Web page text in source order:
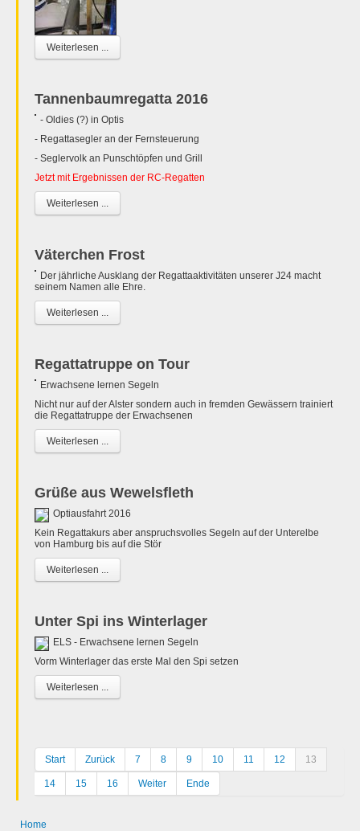
Weiterlesen ...
Tannenbaumregatta 2016
- Oldies (?) in Optis
- Regattasegler an der Fernsteuerung
- Seglervolk an Punschtöpfen und Grill
Jetzt mit Ergebnissen der RC-Regatten
Weiterlesen ...
Väterchen Frost
Der jährliche Ausklang der Regattaaktivitäten unserer J24 macht
seinem Namen alle Ehre.
Weiterlesen ...
Regattatruppe on Tour
Erwachsene lernen Segeln
Nicht nur auf der Alster sondern auch in fremden Gewässern trainiert
die Regattatruppe der Erwachsenen
Weiterlesen ...
Grüße aus Wewelsfleth
Optiausfahrt 2016
Kein Regattakurs aber anspruchsvolles Segeln auf der Unterelbe
von Hamburg bis auf die Stör
Weiterlesen ...
Unter Spi ins Winterlager
ELS - Erwachsene lernen Segeln
Vorm Winterlager das erste Mal den Spi setzen
Weiterlesen ...
Start Zurück 7 8 9 10 11 12 13
14 15 16 Weiter Ende
Home